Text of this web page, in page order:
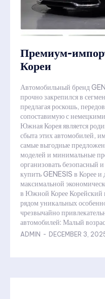
Премиум-
Кореи
Автомобильный бренд
прочно закрепился в
предлагая роскошь,
сопоставимую с
Южная Корея является
сбыта этих автомобилей,
самые выгодные
моделей и минимальные
организовать безопасный
купить GENESIS в Корее и
максимальной экономической
в Южной Корее Корейский вторичный рынок обладает
рядом уникальных
чрезвычайно
автомобилей: Малый
ADMIN - DECEMBER 3,